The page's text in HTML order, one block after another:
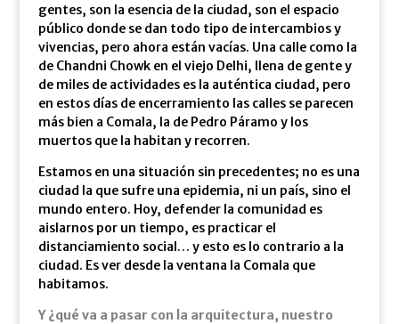
gentes, son la esencia de la ciudad, son el espacio
público donde se dan todo tipo de intercambios y
vivencias, pero ahora están vacías. Una calle como la
de Chandni Chowk en el viejo Delhi, llena de gente y
de miles de actividades es la auténtica ciudad, pero
en estos días de encerramiento las calles se parecen
más bien a Comala, la de Pedro Páramo y los
muertos que la habitan y recorren.
Estamos en una situación sin precedentes; no es una
ciudad la que sufre una epidemia, ni un país, sino el
mundo entero. Hoy, defender la comunidad es
aislarnos por un tiempo, es practicar el
distanciamiento social… y esto es lo contrario a la
ciudad. Es ver desde la ventana la Comala que
habitamos.
Y ¿qué va a pasar con la arquitectura, nuestro